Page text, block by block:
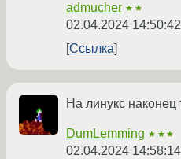
admucher ★★
02.04.2024
Ссылка
На линукс наконец
DumLemming ★★★
02.04.2024